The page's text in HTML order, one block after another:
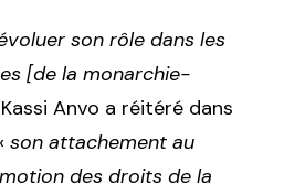
son rôle dans les
[de la monarchie-
Anvo a réitéré dans
son attachement au
des droits de la